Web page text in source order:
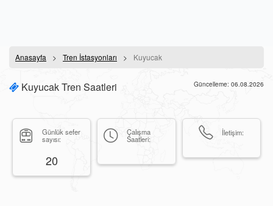
Anasayfa Tren İstasyonları Kuyucak
Kuyucak Tren Saatleri Güncelleme: 06.08.2026
Günlük sefer
sayısı:
20
Çalışma
Saatleri:
İletişim: